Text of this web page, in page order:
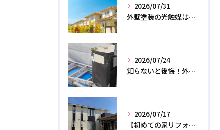
2026/07/31
外壁塗装の光触媒は効果なし？デメリットと2026年のリアル
2026/07/24
知らないと後悔！外壁塗装で無機質塗料を選ぶデメリットと3つの罠
2026/07/17
【初めての家リフォーム】外壁塗装の正しい時期と相場費用を解説